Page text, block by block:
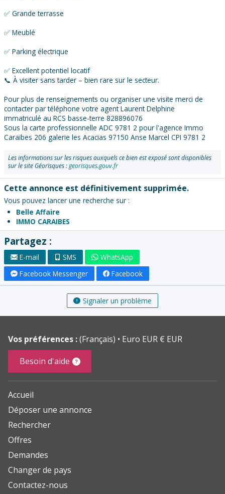
✅ Grande terrasse
✅ Meublé
✅ Parking électrique
✅ Excellent potentiel locatif
📞 À visiter sans tarder – bien rare sur le secteur.
Pour plus de renseignements ou organiser une visite merci de
contacter par téléphone votre agent Laurent Delphine
immatriculé au RCS basse-terre 828896076
Sous la carte professionnelle ADC 9781 2 pour l'agence Immo
Caraïbes 206 galerie les Acacias 97150 Anse Marcel CPI 9781 2
Les informations sur les risques auxquels ce bien est exposé sont disponibles
sur le site Géorisques :georisques.gouv.fr
Cette annonce est définitivement supprimée.
Vous pouvez lancer une recherche sur :
Belle Affaire
IMMO CARAIBES
Partagez :
E-mail SMS
WhatsApp
Facebook Messenger
Facebook
Signaler un problème
Vos préférences :(Français)
Euro EUR € EUR
Besoin d'aide
Accueil
Déposer une annonce
Rechercher
Offres
Demandes
Changer de pays
Contactez-nous